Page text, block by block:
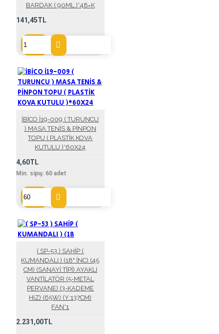
BARDAK ( 90ML )*48=K
141,45TL
İBİCO İ19-009 ( TURUNCU
) MASA TENİS & PİNPON
TOPU ( PLASTİK KOVA
KUTULU )*60X24
4,60TL
Min. sipış: 60 adet
( SP-53 ) SAHİP (
KUMANDALI ) (18" İNC) (45
CM) (SANAYİ TİPİ) AYAKLI
VANTİLATÖR (5-METAL
PERVANE) (3-KADEME
HIZ) (65W) (Y:137CM)
FAN*1
2.231,00TL